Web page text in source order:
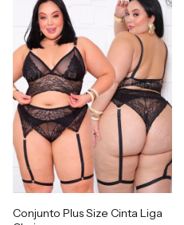
Conjunto Plus Size Cinta Liga